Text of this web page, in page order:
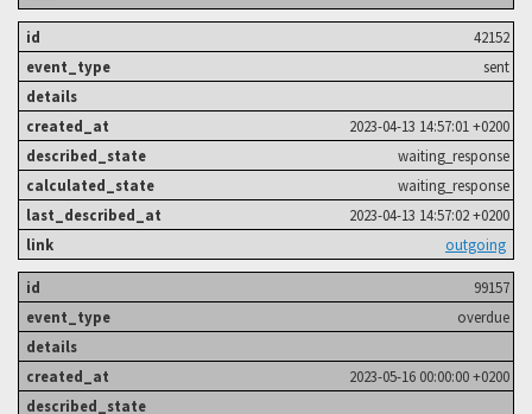
42152
sent
2023-04-13 14:57:01 +0200
waiting_response
waiting_response
2023-04-13 14:57:02 +0200
outgoing
99157
overdue
2023-05-16 00:00:00 +0200